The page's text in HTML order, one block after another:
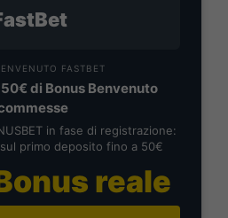
FASTBET
di Bonus Benvenuto
in fase di registrazione:
primo deposito fino a 50€
reale